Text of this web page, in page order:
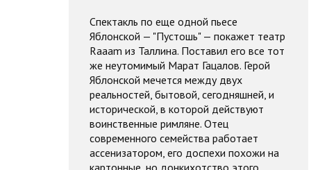
Спектакль по еще одной пьесе
Яблонской — "Пустошь" — покажет театр
Raaam из Таллина. Поставил его все тот
же неутомимый Марат Гацалов. Герой
Яблонской мечется между двух
реальностей, бытовой, сегодняшней, и
исторической, в которой действуют
воинственные римляне. Отец
современного семейства работает
ассенизатором, его доспехи похожи на
картонные, но донкихотство этого